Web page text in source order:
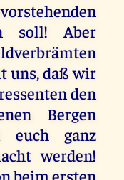
soll! Aber
uns, daß wir
den
Bergen
euch ganz
werden!
beim ersten